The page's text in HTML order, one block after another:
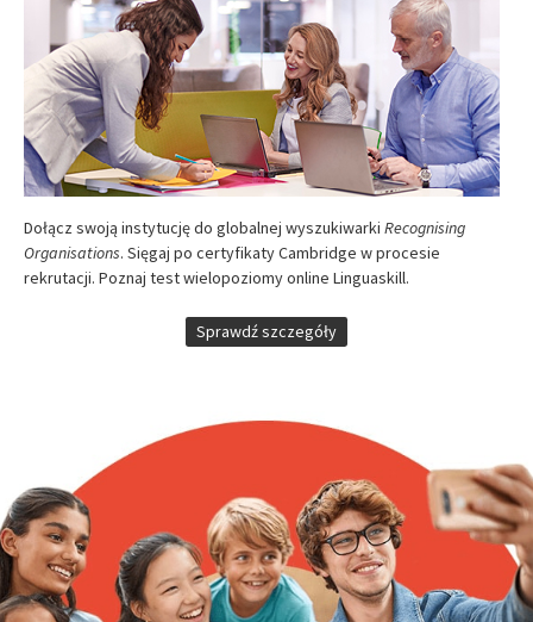
Dołącz swoją instytucję do globalnej wyszukiwarki Recognising
Organisations. Sięgaj po certyfikaty Cambridge w procesie
rekrutacji. Poznaj test wielopoziomy online Linguaskill.
Sprawdź szczegóły